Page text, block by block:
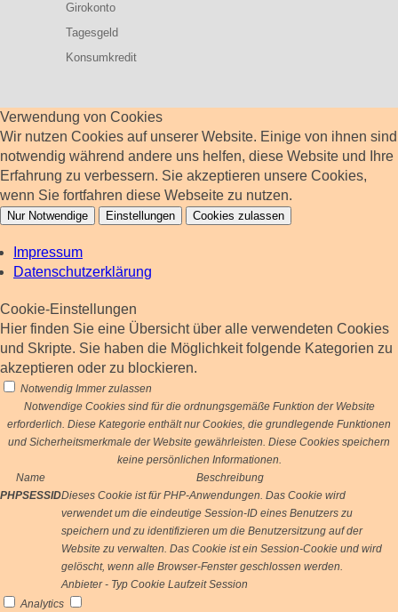
Girokonto
Tagesgeld
Konsumkredit
Verwendung von Cookies
Wir nutzen Cookies auf unserer Website. Einige von ihnen sind
notwendig während andere uns helfen, diese Website und Ihre
Erfahrung zu verbessern. Sie akzeptieren unsere Cookies,
wenn Sie fortfahren diese Webseite zu nutzen.
Nur Notwendige Einstellungen Cookies zulassen
Impressum
Datenschutzerklärung
Cookie-Einstellungen
Hier finden Sie eine Übersicht über alle verwendeten Cookies
und Skripte. Sie haben die Möglichkeit folgende Kategorien zu
akzeptieren oder zu blockieren.
Notwendig Immer zulassen
Notwendige Cookies sind für die ordnungsgemäße Funktion der Website
erforderlich. Diese Kategorie enthält nur Cookies, die grundlegende Funktionen
und Sicherheitsmerkmale der Website gewährleisten. Diese Cookies speichern
keine persönlichen Informationen.
Name
Beschreibung
PHPSESSIDDieses Cookie ist für PHP-Anwendungen. Das Cookie wird
verwendet um die eindeutige Session-ID eines Benutzers zu
speichern und zu identifizieren um die Benutzersitzung auf der
Website zu verwalten. Das Cookie ist ein Session-Cookie und wird
gelöscht, wenn alle Browser-Fenster geschlossen werden.
Anbieter - Typ Cookie Laufzeit Session
Analytics